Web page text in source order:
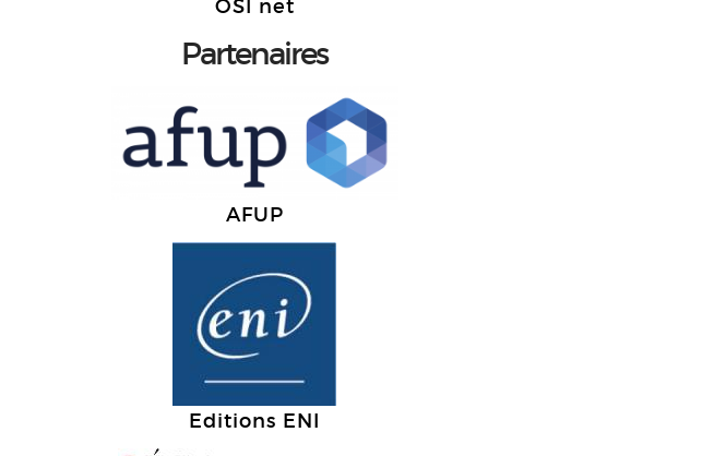
OSI net
Partenaires
AFUP
Editions ENI